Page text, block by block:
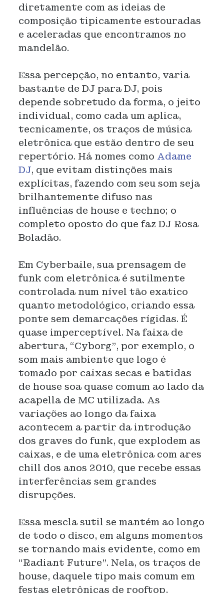
diretamente com as ideias de
composição tipicamente estouradas
e aceleradas que encontramos no
mandelão.
Essa percepção, no entanto, varia
bastante de DJ para DJ, pois
depende sobretudo da forma, o jeito
individual, como cada um aplica,
tecnicamente, os traços de música
eletrônica que estão dentro de seu
repertório. Há nomes como Adame
DJ, que evitam distinções mais
explícitas, fazendo com seu som seja
brilhantemente difuso nas
influências de house e techno; o
completo oposto do que faz DJ Rosa
Boladão.
Em Cyberbaile, sua prensagem de
funk com eletrônica é sutilmente
controlada num nível tão exatico
quanto metodológico, criando essa
ponte sem demarcações rígidas. É
quase imperceptível. Na faixa de
abertura, “Cyborg”, por exemplo, o
som mais ambiente que logo é
tomado por caixas secas e batidas
de house soa quase comum ao lado da
acapella de MC utilizada. As
variações ao longo da faixa
acontecem a partir da introdução
dos graves do funk, que explodem as
caixas, e de uma eletrônica com ares
chill dos anos 2010, que recebe essas
interferências sem grandes
disrupções.
Essa mescla sutil se mantém ao longo
de todo o disco, em alguns momentos
se tornando mais evidente, como em
“Radiant Future”. Nela, os traços de
house, daquele tipo mais comum em
festas eletrônicas de rooftop,